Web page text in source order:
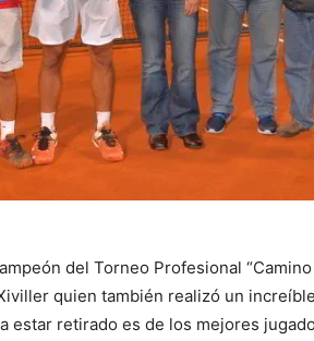
del Torneo Profesional
quien también realizó un
estar retirado es de los mejores